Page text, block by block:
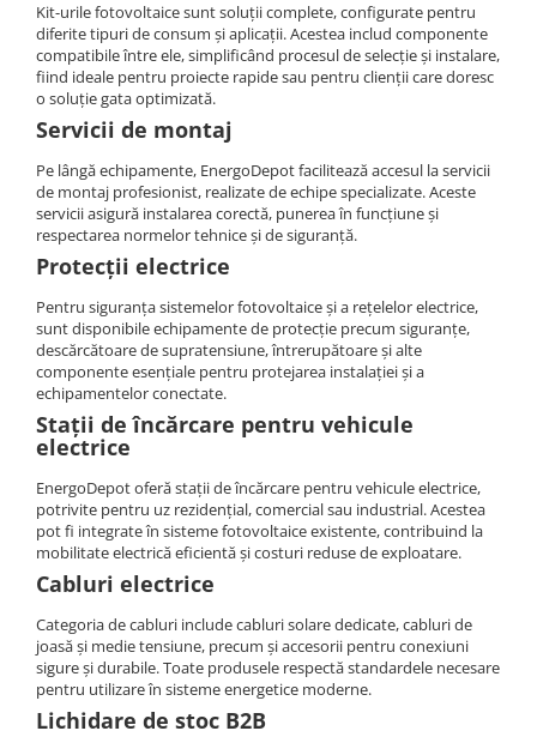
Kit-urile fotovoltaice sunt soluții complete, configurate pentru
diferite tipuri de consum și aplicații. Acestea includ componente
compatibile între ele, simplificând procesul de selecție și instalare,
fiind ideale pentru proiecte rapide sau pentru clienții care doresc
o soluție gata optimizată.
Servicii de montaj
Pe lângă echipamente, EnergoDepot facilitează accesul la servicii
de montaj profesionist, realizate de echipe specializate. Aceste
servicii asigură instalarea corectă, punerea în funcțiune și
respectarea normelor tehnice și de siguranță.
Protecții electrice
Pentru siguranța sistemelor fotovoltaice și a rețelelor electrice,
sunt disponibile echipamente de protecție precum siguranțe,
descărcătoare de supratensiune, întrerupătoare și alte
componente esențiale pentru protejarea instalației și a
echipamentelor conectate.
Stații de încărcare pentru vehicule
electrice
EnergoDepot oferă stații de încărcare pentru vehicule electrice,
potrivite pentru uz rezidențial, comercial sau industrial. Acestea
pot fi integrate în sisteme fotovoltaice existente, contribuind la
mobilitate electrică eficientă și costuri reduse de exploatare.
Cabluri electrice
Categoria de cabluri include cabluri solare dedicate, cabluri de
joasă și medie tensiune, precum și accesorii pentru conexiuni
sigure și durabile. Toate produsele respectă standardele necesare
pentru utilizare în sisteme energetice moderne.
Lichidare de stoc B2B